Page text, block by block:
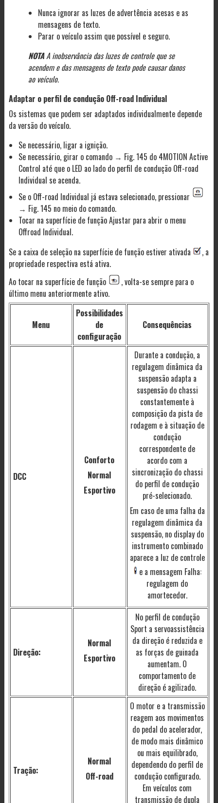
Nunca ignorar as luzes de advertência acesas e as
mensagens de texto.
Parar o veículo assim que possível e seguro.
NOTAA inobservância das luzes de controle que se
acendem e das mensagens de texto pode causar danos
ao veículo.
Adaptar o perfil de condução Off-road Individual
Os sistemas que podem ser adaptados individualmente depende
da versão do veículo.
Se necessário, ligar a ignição.
Se necessário, girar o comando → Fig. 145 do 4MOTION Active
Control até que o LED ao lado do perfil de condução Off-road
Individual se acenda.
Se o Off-road Individual já estava selecionado, pressionar
→ Fig. 145 no meio do comando.
Tocar na superfície de função Ajustar para abrir o menu
Offroad Individual.
Se a caixa de seleção na superfície de função estiver ativada
, a
propriedade respectiva está ativa.
Ao tocar na superfície de função
, volta-se sempre para o
último menu anteriormente ativo.
Menu
Possibilidades
de
configuração
Consequências
DCC
Conforto
Normal
Esportivo
Durante a condução, a
regulagem dinâmica da
suspensão adapta a
suspensão do chassi
constantemente à
composição da pista de
rodagem e à situação de
condução
correspondente de
acordo com a
sincronização do chassi
do perfil de condução
pré-selecionado.
Em caso de uma falha da
regulagem dinâmica da
suspensão, no display do
instrumento combinado
aparece a luz de controle
e a mensagem Falha:
regulagem do
amortecedor.
Direção:
Normal
Esportivo
No perfil de condução
Sport a servoassistência
da direção é reduzida e
as forças de guinada
aumentam. O
comportamento de
direção é agilizado.
Tração:
Normal
Off-road
O motor e a transmissão
reagem aos movimentos
do pedal do acelerador,
de modo mais dinâmico
ou mais equilibrado,
dependendo do perfil de
condução configurado.
Em veículos com
transmissão de dupla